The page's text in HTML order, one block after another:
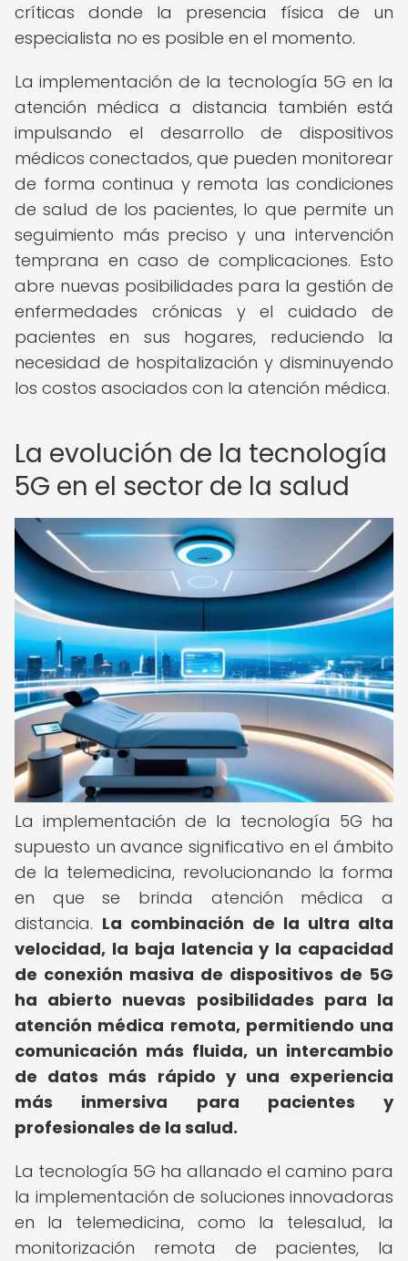
críticas donde la presencia física de un
especialista no es posible en el momento.
La implementación de la tecnología 5G en la
atención médica a distancia también está
impulsando el desarrollo de dispositivos
médicos conectados, que pueden monitorear
de forma continua y remota las condiciones
de salud de los pacientes, lo que permite un
seguimiento más preciso y una intervención
temprana en caso de complicaciones. Esto
abre nuevas posibilidades para la gestión de
enfermedades crónicas y el cuidado de
pacientes en sus hogares, reduciendo la
necesidad de hospitalización y disminuyendo
los costos asociados con la atención médica.
La evolución de la tecnología
5G en el sector de la salud
La implementación de la tecnología 5G ha
supuesto un avance significativo en el ámbito
de la telemedicina, revolucionando la forma
en que se brinda atención médica a
distancia. La combinación de la ultra alta
velocidad, la baja latencia y la capacidad
de conexión masiva de dispositivos de 5G
ha abierto nuevas posibilidades para la
atención médica remota, permitiendo una
comunicación más fluida, un intercambio
de datos más rápido y una experiencia
más inmersiva para pacientes y
profesionales de la salud.
La tecnología 5G ha allanado el camino para
la implementación de soluciones innovadoras
en la telemedicina, como la telesalud, la
monitorización remota de pacientes, la